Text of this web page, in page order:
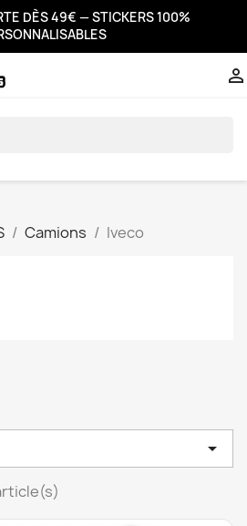
DÈS 49€ — STICKERS 100%

Camions Iveco
